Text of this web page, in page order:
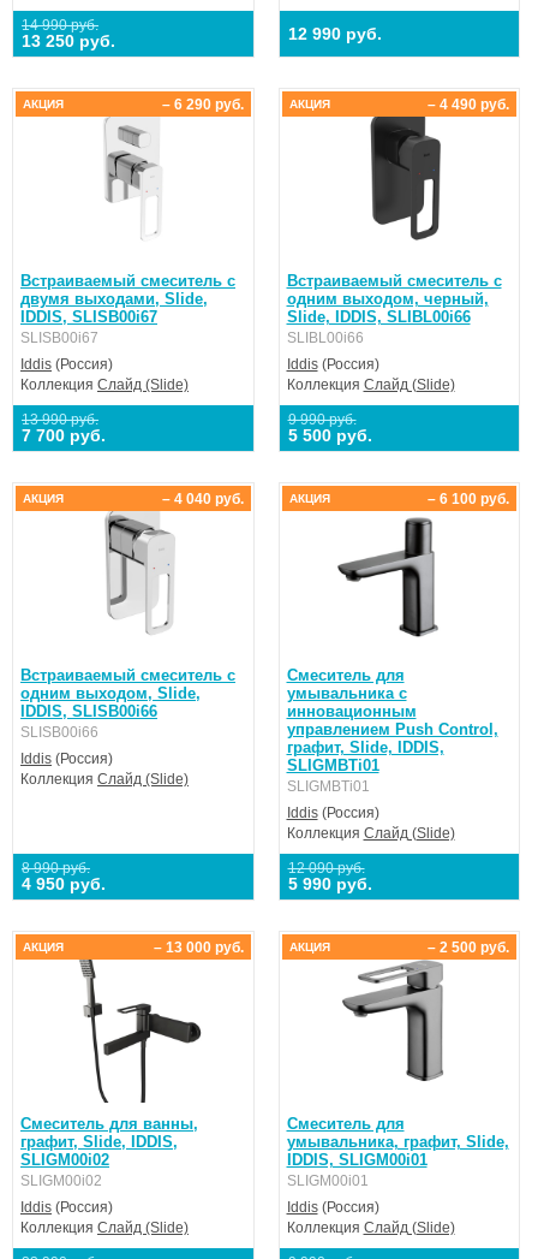
14 990 руб.
13 250 руб. 12 990 руб.
Встраиваемый смеситель с
двумя выходами, Slide,
IDDIS, SLISB00i67
SLISB00i67
Iddis (Россия)
Коллекция Слайд (Slide)
13 990 руб.
7 700 руб.
– 6 290 руб.
АКЦИЯ
Встраиваемый смеситель с
одним выходом, черный,
Slide, IDDIS, SLIBL00i66
SLIBL00i66
Iddis(Россия)
Коллекция Слайд (Slide)
9 990 руб.
5 500 руб.
– 4 490 руб.
АКЦИЯ
Встраиваемый смеситель с
одним выходом, Slide,
IDDIS, SLISB00i66
SLISB00i66
Iddis (Россия)
Коллекция Слайд (Slide)
8 990 руб.
4 950 руб.
– 4 040 руб.
АКЦИЯ
Смеситель для
умывальника с
инновационным
управлением Push Control,
графит, Slide, IDDIS,
SLIGMBTi01
SLIGMBTi01
Iddis(Россия)
Коллекция Слайд (Slide)
12 090 руб.
5 990 руб.
– 6 100 руб.
АКЦИЯ
Смеситель для ванны,
графит, Slide, IDDIS,
SLIGM00i02
SLIGM00i02
Iddis (Россия)
Коллекция Слайд (Slide)
– 13 000 руб.
АКЦИЯ
Смеситель для
умывальника, графит, Slide,
IDDIS, SLIGM00i01
SLIGM00i01
Iddis(Россия)
Коллекция Слайд (Slide)
– 2 500 руб.
АКЦИЯ